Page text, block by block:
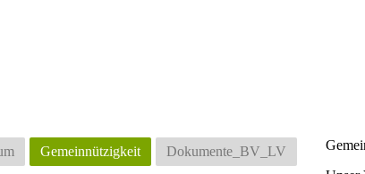
Gemeinnützigkeit Dokumente_BV_LV